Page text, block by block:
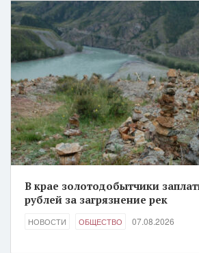
В крае золотодобытчики
рублей за загрязнение рек
НОВОСТИ ОБЩЕСТВО 07.08.2026